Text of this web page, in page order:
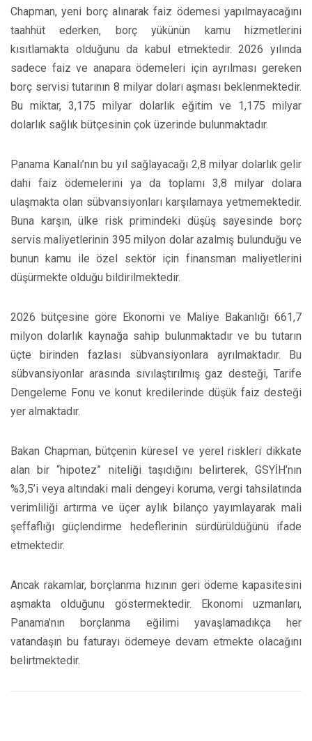
Chapman, yeni borç alınarak faiz ödemesi yapılmayacağını
taahhüt ederken, borç yükünün kamu hizmetlerini
kısıtlamakta olduğunu da kabul etmektedir. 2026 yılında
sadece faiz ve anapara ödemeleri için ayrılması gereken
borç servisi tutarının 8 milyar doları aşması beklenmektedir.
Bu miktar, 3,175 milyar dolarlık eğitim ve 1,175 milyar
dolarlık sağlık bütçesinin çok üzerinde bulunmaktadır.
Panama Kanalı’nın bu yıl sağlayacağı 2,8 milyar dolarlık gelir
dahi faiz ödemelerini ya da toplamı 3,8 milyar dolara
ulaşmakta olan sübvansiyonları karşılamaya yetmemektedir.
Buna karşın, ülke risk primindeki düşüş sayesinde borç
servis maliyetlerinin 395 milyon dolar azalmış bulunduğu ve
bunun kamu ile özel sektör için finansman maliyetlerini
düşürmekte olduğu bildirilmektedir.
2026 bütçesine göre Ekonomi ve Maliye Bakanlığı 661,7
milyon dolarlık kaynağa sahip bulunmaktadır ve bu tutarın
üçte birinden fazlası sübvansiyonlara ayrılmaktadır. Bu
sübvansiyonlar arasında sıvılaştırılmış gaz desteği, Tarife
Dengeleme Fonu ve konut kredilerinde düşük faiz desteği
yer almaktadır.
Bakan Chapman, bütçenin küresel ve yerel riskleri dikkate
alan bir “hipotez” niteliği taşıdığını belirterek, GSYİH’nın
%3,5’i veya altındaki mali dengeyi koruma, vergi tahsilatında
verimliliği artırma ve üçer aylık bilanço yayımlayarak mali
şeffaflığı güçlendirme hedeflerinin sürdürüldüğünü ifade
etmektedir.
Ancak rakamlar, borçlanma hızının geri ödeme kapasitesini
aşmakta olduğunu göstermektedir. Ekonomi uzmanları,
Panama’nın borçlanma eğilimi yavaşlamadıkça her
vatandaşın bu faturayı ödemeye devam etmekte olacağını
belirtmektedir.